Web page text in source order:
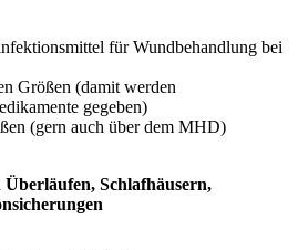
für Wundbehandlung bei
Größen (damit werden
gegeben)
(gern auch über dem MHD)
Schlafhäusern,